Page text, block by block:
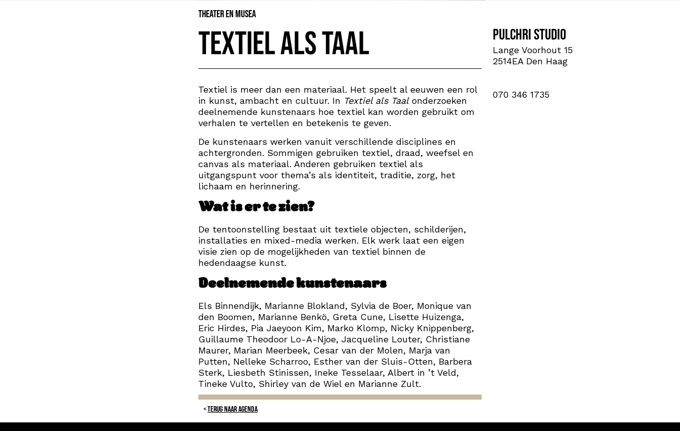
Theater en Musea
Textiel als taal
Textiel is meer dan een materiaal. Het speelt al eeuwen een rol
in kunst, ambacht en cultuur. In Textiel als Taalonderzoeken
deelnemende kunstenaars hoe textiel kan worden gebruikt om
verhalen te vertellen en betekenis te geven.
De kunstenaars werken vanuit verschillende disciplines en
achtergronden. Sommigen gebruiken textiel, draad, weefsel en
canvas als materiaal. Anderen gebruiken textiel als
uitgangspunt voor thema’s als identiteit, traditie, zorg, het
lichaam en herinnering.
Wat is er te zien?
De tentoonstelling bestaat uit textiele objecten, schilderijen,
installaties en mixed-media werken. Elk werk laat een eigen
visie zien op de mogelijkheden van textiel binnen de
hedendaagse kunst.
Deelnemende kunstenaars
Els Binnendijk, Marianne Blokland, Sylvia de Boer, Monique van
den Boomen, Marianne Benkö, Greta Cune, Lisette Huizenga,
Eric Hirdes, Pia Jaeyoon Kim, Marko Klomp, Nicky Knippenberg,
Guillaume Theodoor Lo-A-Njoe, Jacqueline Louter, Christiane
Maurer, Marian Meerbeek, Cesar van der Molen, Marja van
Putten, Nelleke Scharroo, Esther van der Sluis-Otten, Barbera
Sterk, Liesbeth Stinissen, Ineke Tesselaar, Albert in ’t Veld,
Tineke Vulto, Shirley van de Wiel en Marianne Zult.
TERUG NAAR AGENDA
Pulchri Studio
Lange Voorhout 15
2514EA Den Haag
070 346 1735